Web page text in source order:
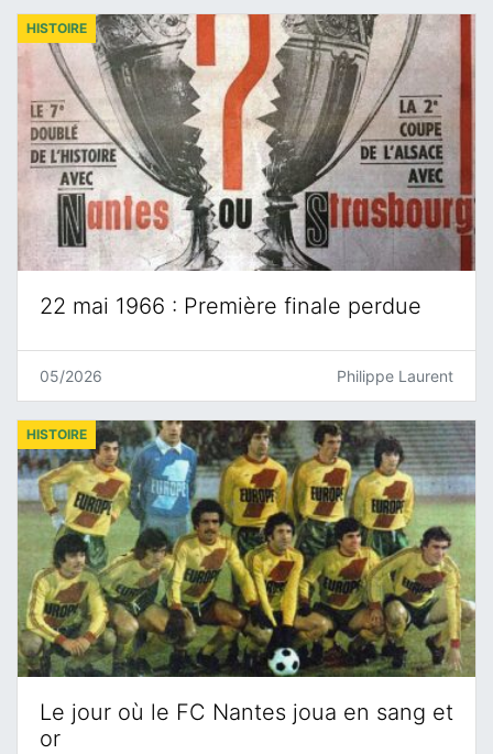
22 mai 1966 : Première finale perdue
HISTOIRE
05/2026 Philippe Laurent
Le jour où le FC Nantes joua en sang et
or
HISTOIRE